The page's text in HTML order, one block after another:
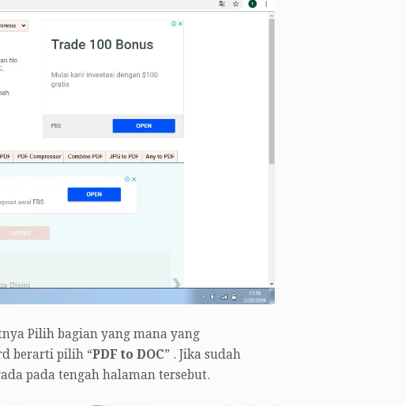
Pilih bagian yang mana yang
berarti pilih “PDF to DOC” . Jika sudah
pada tengah halaman tersebut.